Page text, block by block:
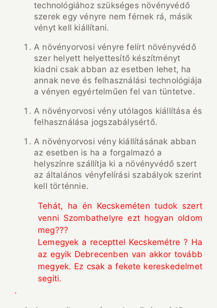
technológiához szükséges növényvédő
szerek egy vényre nem férnek rá, másik
vényt kell kiállítani.
A növényorvosi vényre felírt növényvédő
szer helyett helyettesítő készítményt
kiadni csak abban az esetben lehet, ha
annak neve és felhasználási technológiája
a vényen egyértelműen fel van tüntetve.
A növényorvosi vény utólagos kiállítása és
felhasználása jogszabálysértő.
A növényorvosi vény kiállításának abban
az esetben is ha a forgalmazó a
helyszínre szállítja ki a növényvédő szert
az általános vényfelírási szabályok szerint
kell történnie.
Tehát, ha én Kecskeméten tudok szert
venni Szombathelyre ezt hogyan oldom
meg???
Lemegyek a recepttel Kecskemétre ? Ha
az egyik Debrecenben van akkor tovább
megyek. Ez csak a fekete kereskedelmet
segíti.
.